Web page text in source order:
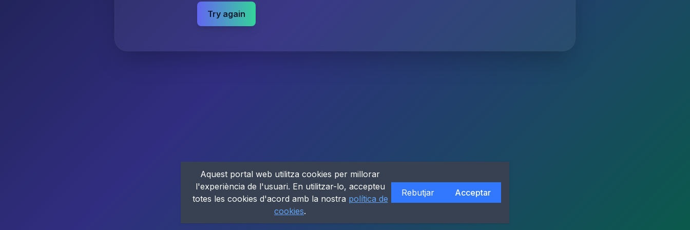
Try again
Aquest portal web utilitza cookies per millorar
l'experiència de l'usuari. En utilitzar-lo, accepteu
totes les cookies d'acord amb la nostra política de
cookies.
Rebutjar Acceptar